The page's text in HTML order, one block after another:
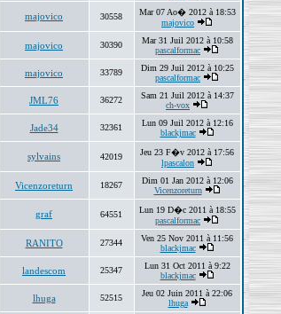
majovico 30558
Mar 07 Ao� 2012 à 18:53
majovico
majovico 30390
Mar 31 Juil 2012 à 10:58
pascalformac
majovico 33789
Dim 29 Juil 2012 à 10:25
pascalformac
JML76 36272
Sam 21 Juil 2012 à 14:37
ch-vox
Jade34 32361
Lun 09 Juil 2012 à 12:16
blackjmac
sylvains 42019
Jeu 23 F�v 2012 à 17:56
lpascalon
Vicenzoreturn 18267
Dim 01 Jan 2012 à 12:06
Vicenzoreturn
graf 64551
Lun 19 D�c 2011 à 18:55
pascalformac
RANITO 27344
Ven 25 Nov 2011 à 11:56
blackjmac
landescom 25347
Lun 31 Oct 2011 à 9:22
blackjmac
lhuga 52515
Jeu 02 Juin 2011 à 22:06
lhuga